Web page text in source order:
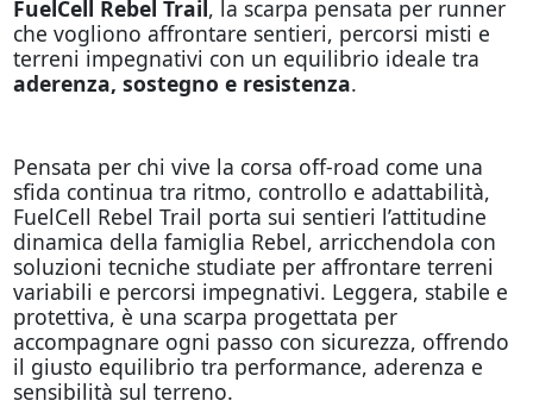
FuelCell Rebel Trail , la scarpa pensata per runner
che vogliono affrontare sentieri, percorsi misti e
terreni impegnativi con un equilibrio ideale tra
aderenza, sostegno e resistenza.
Pensata per chi vive la corsa off-road come una
sfida continua tra ritmo, controllo e adattabilità,
FuelCell Rebel Trail porta sui sentieri l’attitudine
dinamica della famiglia Rebel, arricchendola con
soluzioni tecniche studiate per affrontare terreni
variabili e percorsi impegnativi. Leggera, stabile e
protettiva, è una scarpa progettata per
accompagnare ogni passo con sicurezza, offrendo
il giusto equilibrio tra performance, aderenza e
sensibilità sul terreno.